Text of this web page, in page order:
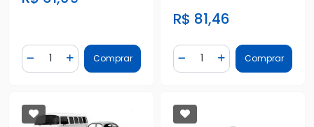
Diminuir Quantidade
Quantidade
Adicionar Quantidade
Comprar
BOIA AGULHA
R$ 81,46
Diminuir Quantidade
Quantidade
AdicionarComprar